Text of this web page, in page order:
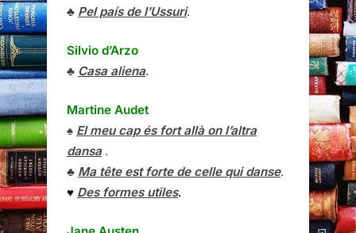
♣ Pel país de l’Ussuri.
Silvio d’Arzo
♣ Casa aliena.
Martine Audet
♠ El meu cap és fort allà on l’altra
dansa.
♣ Ma tête est forte de celle qui danse.
♥ Des formes utiles.